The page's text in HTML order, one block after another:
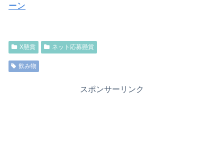
ーン
X懸賞 ネット応募懸賞
飲み物
スポンサーリンク